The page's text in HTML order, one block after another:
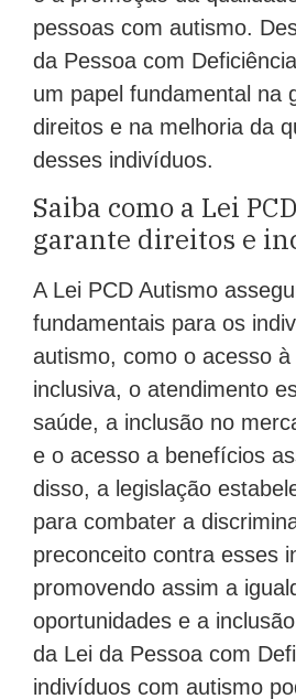
pessoas com autismo.
da Pessoa com
um papel fundamental na
direitos e na melhoria da
desses indivíduos.
Saiba como a Lei
garante direitos e
A Lei PCD Autismo
fundamentais para os
autismo, como o acesso
inclusiva, o atendimento
saúde, a inclusão no
e o acesso a benefícios
disso, a legislação
para combater a
preconceito contra esses
promovendo assim a
oportunidades e a
da Lei da Pessoa com
indivíduos com autismo